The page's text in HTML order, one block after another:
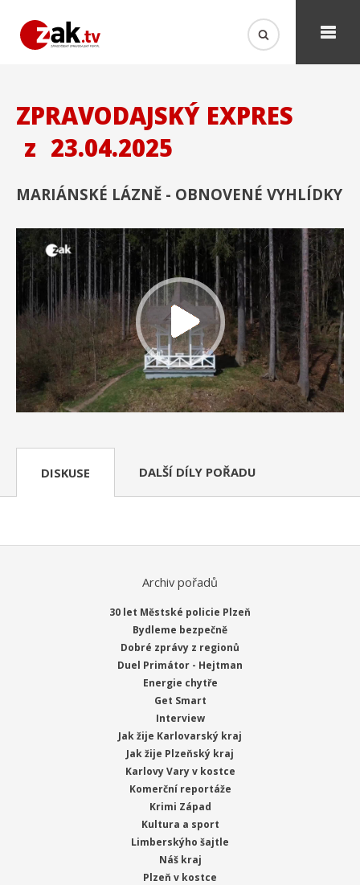
ZPRAVODAJSKÝ EXPRES
z 23.04.2025
MARIÁNSKÉ LÁZNĚ - OBNOVENÉ VYHLÍDKY
DISKUSE DALŠÍ DÍLY POŘADU
Archiv pořadů
30 let Městské policie Plzeň
Bydleme bezpečně
Dobré zprávy z regionů
Duel Primátor - Hejtman
Energie chytře
Get Smart
Interview
Jak žije Karlovarský kraj
Jak žije Plzeňský kraj
Karlovy Vary v kostce
Komerční reportáže
Krimi Západ
Kultura a sport
Limberskýho šajtle
Náš kraj
Plzeň v kostce